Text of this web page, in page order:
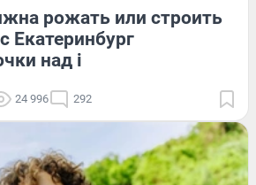
рожать или строить
Екатеринбург
над i
24 996 292